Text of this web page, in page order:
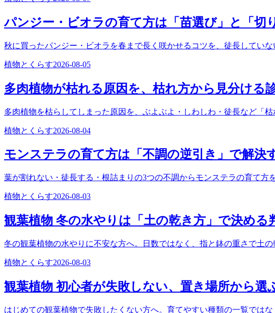
パンジー・ビオラの育て方は「苗選び」と「切
秋に買ったパンジー・ビオラを春まで長く咲かせるコツを、徒長してい
植物とくらす2026-08-05
多肉植物が枯れる原因を、枯れ方から見分ける
多肉植物を枯らしてしまった原因を、ぶよぶよ・しわしわ・徒長など「
植物とくらす2026-08-04
モンステラの育て方は「不調の逆引き」で解決
葉が割れない・徒長する・根詰まりの3つの不調からモンステラの育て方
植物とくらす2026-08-03
観葉植物 冬の水やりは「土の乾き方」で決める
冬の観葉植物の水やりに不安な方へ。日数ではなく、指と鉢の重さで土
植物とくらす2026-08-03
観葉植物 初心者が失敗しない、置き場所から選
はじめての観葉植物で失敗したくない方へ。育てやすい種類の一覧では